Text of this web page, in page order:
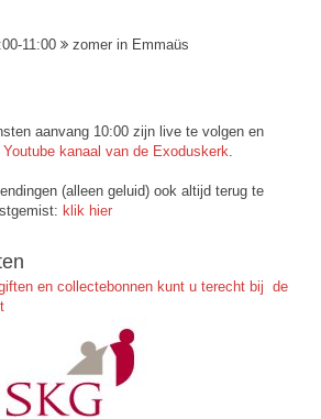
11:00 zomer in Emmaüs
aanvang 10:00 zijn live te volgen en
Youtube kanaal van de Exoduskerk
(alleen geluid) ook altijd terug te
klik hier
en collectebonnen kunt u terecht bij de